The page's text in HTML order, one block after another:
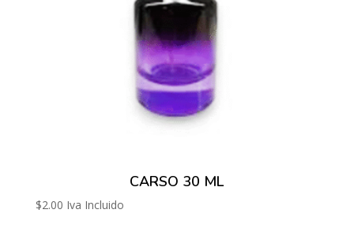
CARSO 30 ML
$2.00 Iva Incluido